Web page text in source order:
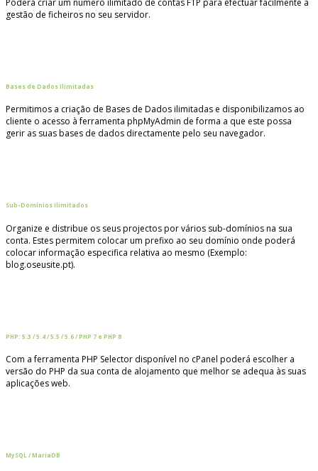
Poderá criar um número ilimitado de contas FTP para efectuar facilmente a
gestão de ficheiros no seu servidor.
Bases de Dados Ilimitadas
Permitimos a criação de Bases de Dados ilimitadas e disponibilizamos ao
cliente o acesso à ferramenta phpMyAdmin de forma a que este possa
gerir as suas bases de dados directamente pelo seu navegador.
Sub-Domínios Ilimitados
Organize e distribue os seus projectos por vários sub-domínios na sua
conta. Estes permitem colocar um prefixo ao seu domínio onde poderá
colocar informação especifica relativa ao mesmo (Exemplo:
blog.oseusite.pt).
PHP: 5.3 / 5.4 / 5.5 / 5.6 / PHP 7 e PHP 8
Com a ferramenta PHP Selector disponível no cPanel poderá escolher a
versão do PHP da sua conta de alojamento que melhor se adequa às suas
aplicações web.
MySQL / MariaDB